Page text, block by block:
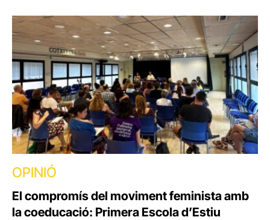
OPINIÓ
El compromís del moviment feminista amb
la coeducació: Primera Escola d’Estiu